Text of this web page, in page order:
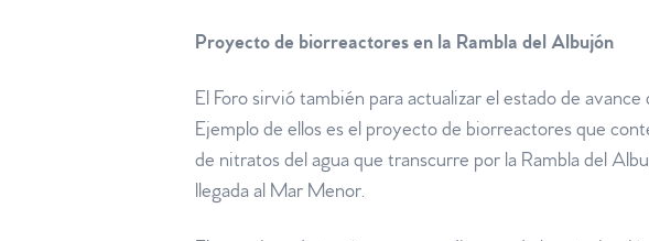
Proyecto de biorreactores en la Rambla del Albujón
El Foro sirvió también para actualizar el estado de
Ejemplo de ellos es el proyecto de biorreactores que
de nitratos del agua que transcurre por la Rambla del
llegada al Mar Menor.